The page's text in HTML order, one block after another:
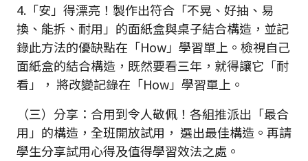
4.「安」得漂亮！製作出符合「不晃、好抽、易
換、能拆、耐用」的面紙盒與桌子結合構造，並記
錄此方法的優缺點在「How」學習單上。檢視自己
面紙盒的結合構造，既然要看三年，就得讓它「耐
看」， 將改變記錄在「How」學習單上。
（三）分享：合用到令人敬佩！各組推派出「最合
用」的構造，全班開放試用， 選出最佳構造。再請
學生分享試用心得及值得學習效法之處。